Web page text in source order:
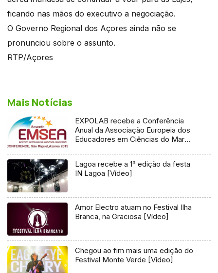
ficando nas mãos do executivo a negociação.
O Governo Regional dos Açores ainda não se
pronunciou sobre o assunto.
RTP/Açores
Mais Notícias
EXPOLAB recebe a Conferência
Anual da Associação Europeia dos
Educadores em Ciências do Mar
Lagoa recebe a 1ª edição da festa
IN Lagoa [Vídeo]
Amor Electro atuam no Festival Ilha
Branca, na Graciosa [Vídeo]
Chegou ao fim mais uma edição do
Festival Monte Verde [Vídeo]